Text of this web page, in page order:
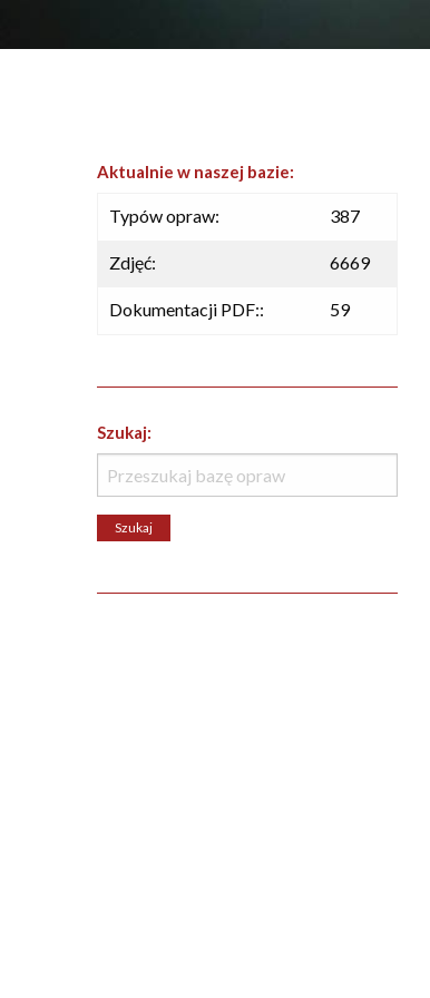
Aktualnie w naszej bazie:
Typów opraw: 387
Zdjęć: 6669
Dokumentacji PDF:: 59
Szukaj: